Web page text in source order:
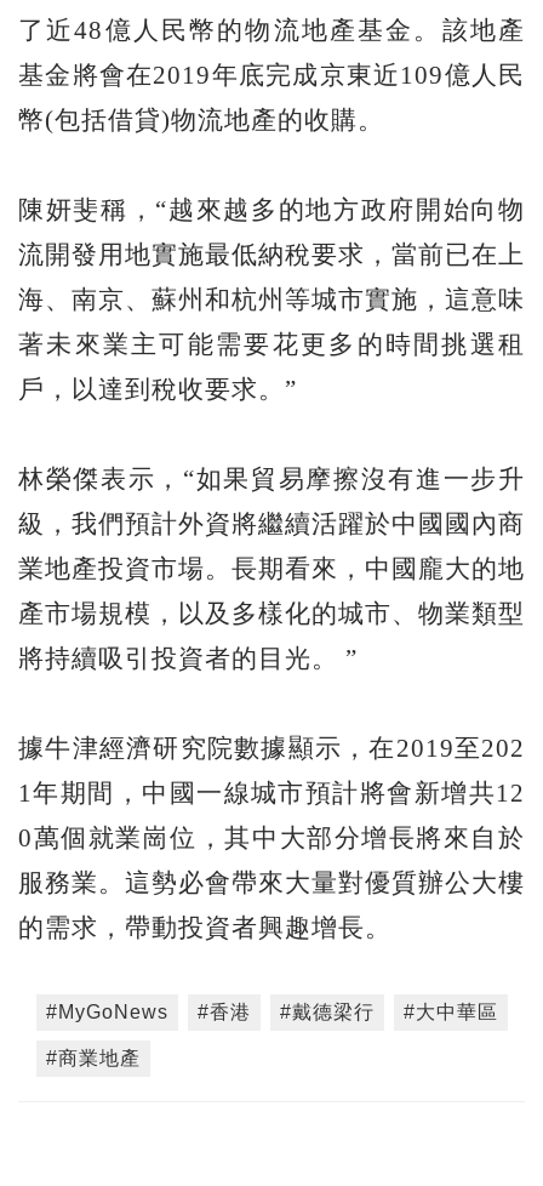
了近48億人民幣的物流地產基金。該地產
基金將會在2019年底完成京東近109億人民
幣(包括借貸)物流地產的收購。
陳妍斐稱，“越來越多的地方政府開始向物
流開發用地實施最低納稅要求，當前已在上
海、南京、蘇州和杭州等城市實施，這意味
著未來業主可能需要花更多的時間挑選租
戶，以達到稅收要求。”
林榮傑表示，“如果貿易摩擦沒有進一步升
級，我們預計外資將繼續活躍於中國國內商
業地產投資市場。長期看來，中國龐大的地
產市場規模，以及多樣化的城市、物業類型
將持續吸引投資者的目光。 ”
據牛津經濟研究院數據顯示，在2019至202
1年期間，中國一線城市預計將會新增共12
0萬個就業崗位，其中大部分增長將來自於
服務業。這勢必會帶來大量對優質辦公大樓
的需求，帶動投資者興趣增長。
#MyGoNews #香港 #戴德梁行 #大中華區
#商業地產